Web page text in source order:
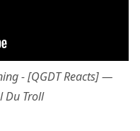
- [QGDT Reacts] —
Du Troll